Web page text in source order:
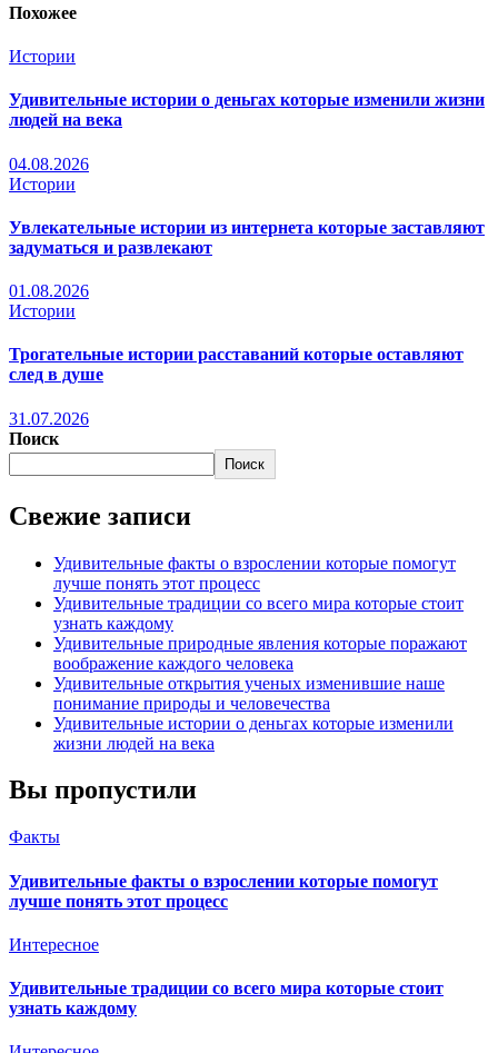
Похожее
Истории
Удивительные истории о деньгах которые изменили жизни
людей на века
04.08.2026
Истории
Увлекательные истории из интернета которые заставляют
задуматься и развлекают
01.08.2026
Истории
Трогательные истории расставаний которые оставляют
след в душе
31.07.2026
Поиск
Поиск
Свежие записи
Удивительные факты о взрослении которые помогут
лучше понять этот процесс
Удивительные традиции со всего мира которые стоит
узнать каждому
Удивительные природные явления которые поражают
воображение каждого человека
Удивительные открытия ученых изменившие наше
понимание природы и человечества
Удивительные истории о деньгах которые изменили
жизни людей на века
Вы пропустили
Факты
Удивительные факты о взрослении которые помогут
лучше понять этот процесс
Интересное
Удивительные традиции со всего мира которые стоит
узнать каждому